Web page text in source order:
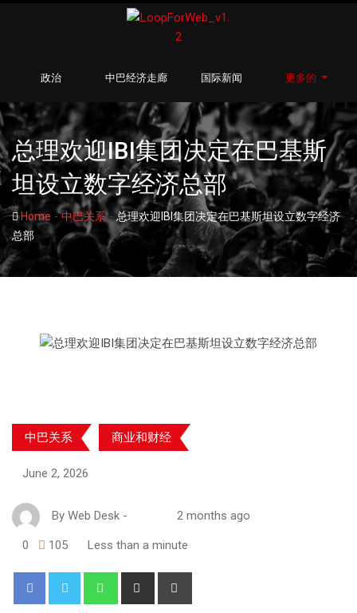
政治 中巴经济走廊 国际新闻 更多的
总理欢迎IBI集团决定在巴基斯
坦设立数字经济总部
Home -中巴关系-总理欢迎IBI集团决定在巴基斯坦设立数字经济
总部
中巴关系 商业和财经
June 2, 2026
By Web Desk - 2 months ago
0 105 Less than a minute